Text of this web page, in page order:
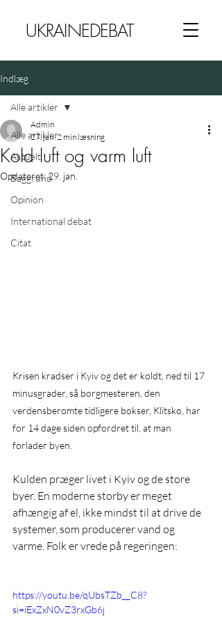
UKRAINEDEBAT
Indlæg
Alle artikler
Aktuelt
Baggrund
Opinion
International debat
Citat
Alle artikler
Kold luft og varm luft
Admin
27. jan. 2 min læsning
Opdateret:29. jan.
Krisen kradser i Kyiv og det er koldt, ned til 17
minusgrader, så borgmesteren, den
verdensberømte tidligere bokser, Klitsko, har
for 14 dage siden opfordret til, at man
forlader byen.
Kulden præger livet i Kyiv og de store
byer. En moderne storby er meget
afhængig af el, ikke mindst til at drive de
systemer, som producerer vand og
varme. Folk er vrede på regeringen:
https://youtu.be/qUbsTZb__C8?
si=iExZxN0vZ3rxGb6j